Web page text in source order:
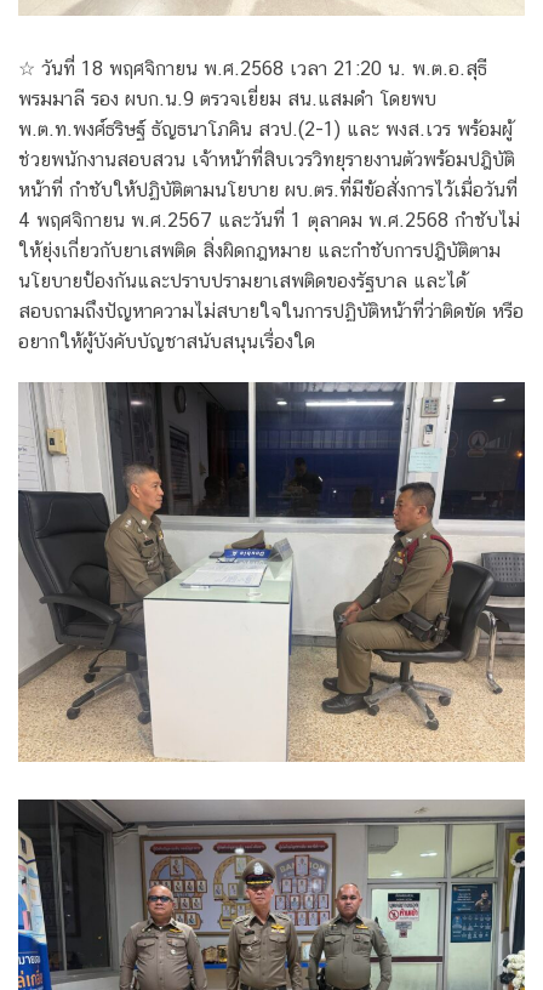
☆ วันที่ 18 พฤศจิกายน พ.ศ.2568 เวลา 21:20 น. พ.ต.อ.สุธี
พรมมาลี รอง ผบก.น.9 ตรวจเยี่ยม สน.แสมดำ โดยพบ
พ.ต.ท.พงศ์ธริษฐ์ ธัญธนาโภคิน สวป.(2-1) และ พงส.เวร พร้อมผู้
ช่วยพนักงานสอบสวน เจ้าหน้าที่สิบเวรวิทยุรายงานตัวพร้อมปฎิบัติ
หน้าที่ กำชับให้ปฏิบัติตามนโยบาย ผบ.ตร.ที่มีข้อสั่งการไว้เมื่อวันที่
4 พฤศจิกายน พ.ศ.2567 และวันที่ 1 ตุลาคม พ.ศ.2568 กำชับไม่
ให้ยุ่งเกี่ยวกับยาเสพติด สิ่งผิดกฎหมาย และกำชับการปฎิบัติตาม
นโยบายป้องกันและปราบปรามยาเสพติดของรัฐบาล และได้
สอบถามถึงปัญหาความไม่สบายใจในการปฏิบัติหน้าที่ว่าติดขัด หรือ
อยากให้ผู้บังคับบัญชาสนับสนุนเรื่องใด